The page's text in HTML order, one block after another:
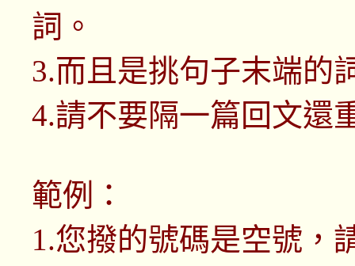
詞。
3.而且是挑句子末端的
4.請不要隔一篇回文還
範例：
1.您撥的號碼是空號，